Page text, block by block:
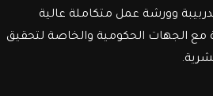
وورشة عمل متكاملة عالية
مع الجهات الحكومية والخاصة لتحقيق